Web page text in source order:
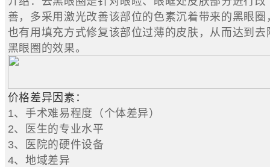
善，多采用激光改善该部位的色素沉着带来的黑眼圈
也有用填充方式修复该部位过薄的皮肤，从而达到去
黑眼圈的效果。
价格差异因素：
1、手术难易程度（个体差异）
2、医生的专业水平
3、医院的硬件设备
4、地域差异